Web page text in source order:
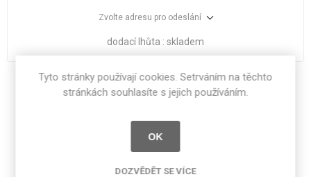
Zvolte adresu pro odeslání
dodací lhůta : skladem
Sdílet:
Tyto stránky používají cookies. Setrváním na těchto
stránkách souhlasíte s jejich používáním.
OK
DOZVĚDĚT SE VÍCE